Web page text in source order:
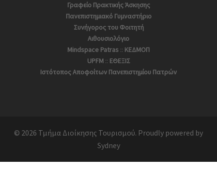
Γραφείο Πρακτικής Άσκησης
Πανεπιστημιακό Γυμναστήριο
Συνήγορος του Φοιτητή
Αιθουσιολόγιο
Mindspace Patras :: ΚΕΔΜΟΠ
UPFM:: ΕΘΕΞΙΣ
Ιστότοπος Αποφoίτων Πανεπιστημίου Πατρών
© 2026 Τμήμα Διοίκησης Τουρισμού. Proudly powered by
Sydney